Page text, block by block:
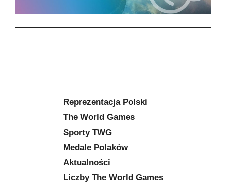
Reprezentacja Polski
The World Games
Sporty TWG
Medale Polaków
Aktualności
Liczby The World Games